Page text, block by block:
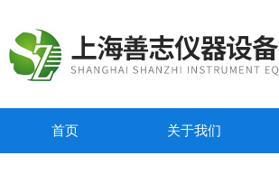
首页 关于我们